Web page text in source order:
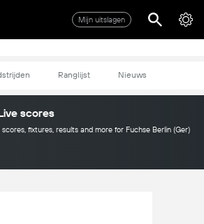
Mijn uitslagen
Ranglijst Nieuws
scores
fixtures, results and more for Fuchse Berlin (Ger)